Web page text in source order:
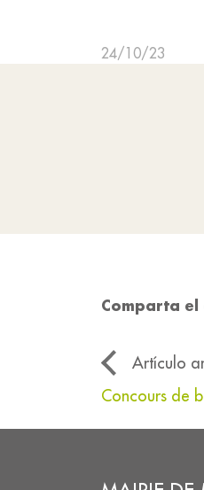
24/10/23
Comparta
Artículo
Concours de